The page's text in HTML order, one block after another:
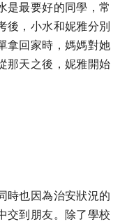
是最要好的同學，常
後，小水和妮雅分別
拿回家時，媽媽對她
那天之後，妮雅開始
時也因為治安狀況的
交到朋友。除了學校